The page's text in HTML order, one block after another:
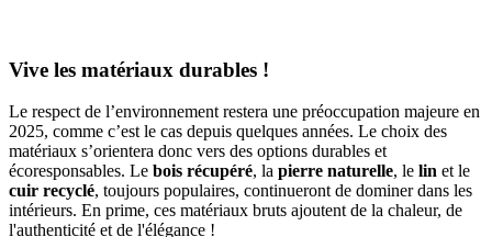
Vive les matériaux durables !
Le respect de l’environnement restera une préoccupation majeure en
2025, comme c’est le cas depuis quelques années. Le choix des
matériaux s’orientera donc vers des options durables et
écoresponsables. Le bois récupéré, la pierre naturelle, le lin et le
cuir recyclé, toujours populaires, continueront de dominer dans les
intérieurs. En prime, ces matériaux bruts ajoutent de la chaleur, de
l'authenticité et de l'élégance !